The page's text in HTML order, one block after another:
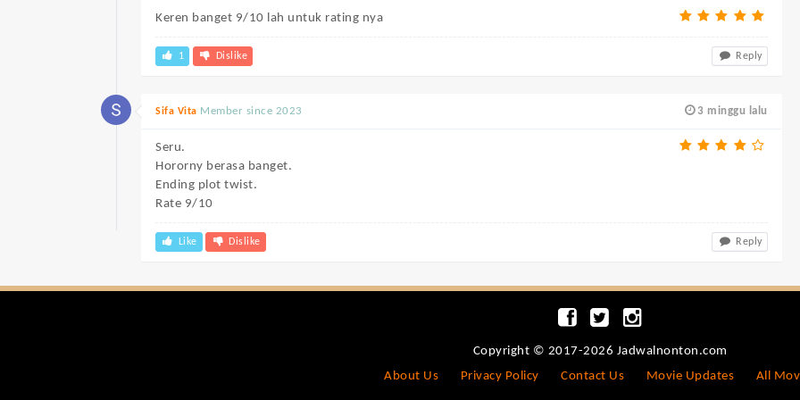
Keren banget 9/10 lah untuk rating nya
1 Dislike Reply
3 minggu lalu
Sifa Vita Member since 2023
Seru.
Hororny berasa banget.
Ending plot twist.
Rate 9/10
Like Dislike Reply
Copyright © 2017-2026 Jadwalnonton.com
About Us
Privacy Policy Contact Us Movie Updates All